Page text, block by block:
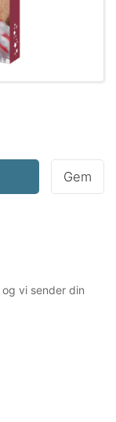
Gem
og vi sender din